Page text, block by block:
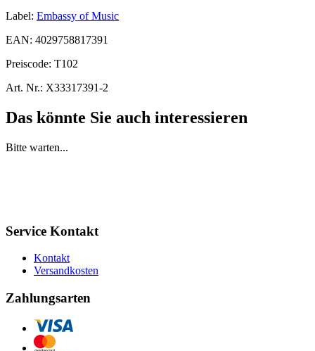
Label: Embassy of Music
EAN: 4029758817391
Preiscode: T102
Art. Nr.: X33317391-2
Das könnte Sie auch interessieren
Bitte warten...
Service Kontakt
Kontakt
Versandkosten
Zahlungsarten